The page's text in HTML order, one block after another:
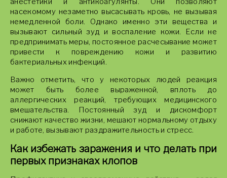
насекомому незаметно высасывать кровь, не вызывая
немедленной боли. Однако именно эти вещества и
вызывают сильный зуд и воспаление кожи. Если не
предпринимать меры, постоянное расчесывание может
привести к повреждению кожи и развитию
бактериальных инфекций.
Важно отметить, что у некоторых людей реакция
может быть более выраженной, вплоть до
аллергических реакций, требующих медицинского
вмешательства. Постоянный зуд и дискомфорт
снижают качество жизни, мешают нормальному отдыху
и работе, вызывают раздражительность и стресс.
Как избежать заражения и что делать при
первых признаках клопов